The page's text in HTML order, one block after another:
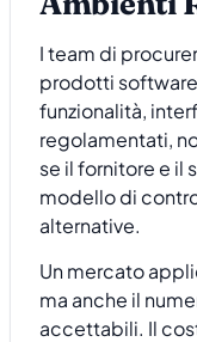
I team di
prodotti
funzionalità,
regolamentati,
se il fornitore e il
modello di
alternative.
Un mercato
ma anche il
accettabili. Il